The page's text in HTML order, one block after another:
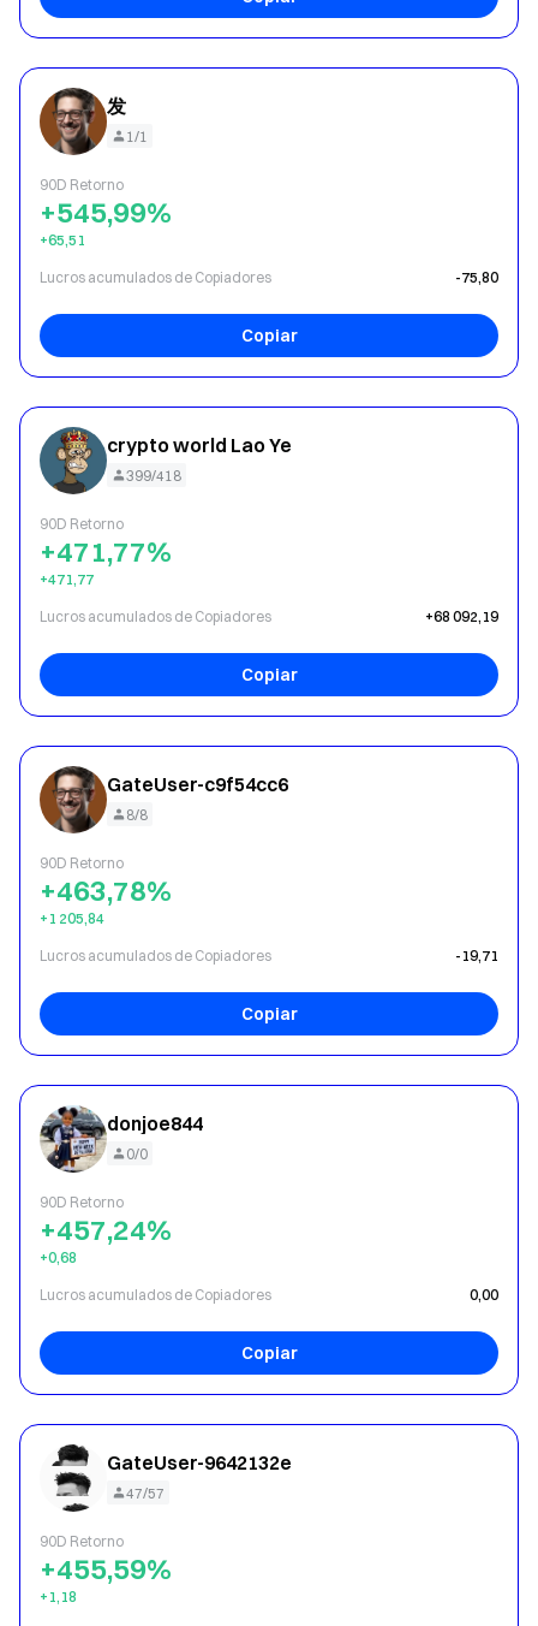
发
1/1
90D Retorno
+545,99%
+65,51
Lucros acumulados de Copiadores -75,80
Copiar
crypto world Lao Ye
399/418
90D Retorno
+471,77%
+471,77
Lucros acumulados de Copiadores +68 092,19
Copiar
GateUser-c9f54cc6
8/8
90D Retorno
+463,78%
+1 205,84
Lucros acumulados de Copiadores -19,71
Copiar
donjoe844
0/0
90D Retorno
+457,24%
+0,68
Lucros acumulados de Copiadores 0,00
Copiar
GateUser-9642132e
47/57
90D Retorno
+455,59%
+1,18